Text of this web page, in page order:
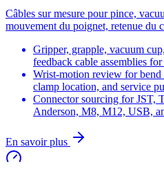
Câbles sur mesure pour pince,
mouvement du poignet, retenue du
Gripper, grapple, vacuum
feedback cable assemblies
Wrist-motion review for
clamp location, and service
Connector sourcing for JST,
Anderson, M8, M12, USB,
En savoir plus